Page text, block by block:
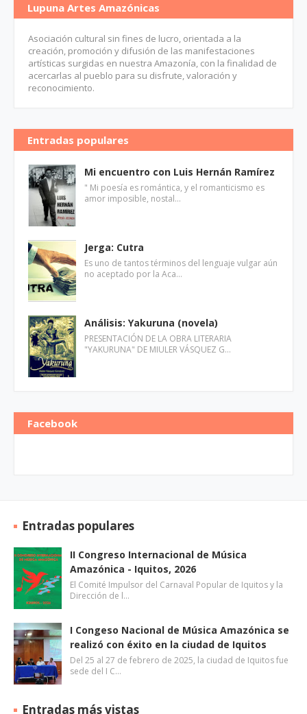
Lupuna Artes Amazónicas
Asociación cultural sin fines de lucro, orientada a la
creación, promoción y difusión de las manifestaciones
artísticas surgidas en nuestra Amazonía, con la finalidad de
acercarlas al pueblo para su disfrute, valoración y
reconocimiento.
Entradas populares
Mi encuentro con Luis Hernán Ramírez
" Mi poesía es romántica, y el romanticismo es
amor imposible, nostal…
Jerga: Cutra
Es uno de tantos términos del lenguaje vulgar aún
no aceptado por la Aca…
Análisis: Yakuruna (novela)
PRESENTACIÓN DE LA OBRA LITERARIA
"YAKURUNA" DE MIULER VÁSQUEZ G…
Facebook
Entradas populares
II Congreso Internacional de Música
Amazónica - Iquitos, 2026
El Comité Impulsor del Carnaval Popular de Iquitos y la
Dirección de l…
I Congeso Nacional de Música Amazónica se
realizó con éxito en la ciudad de Iquitos
Del 25 al 27 de febrero de 2025, la ciudad de Iquitos fue
sede del I C…
Entradas más vistas